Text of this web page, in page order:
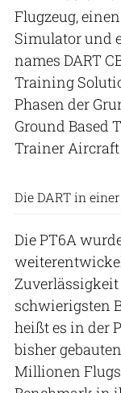
Flugzeug,
Simulator und
names DART
Training
Phasen der
Ground Based
Trainer Aircraft
Die DART in
Die PT6A
schwierigsten
heißt es in der
bisher
Millionen